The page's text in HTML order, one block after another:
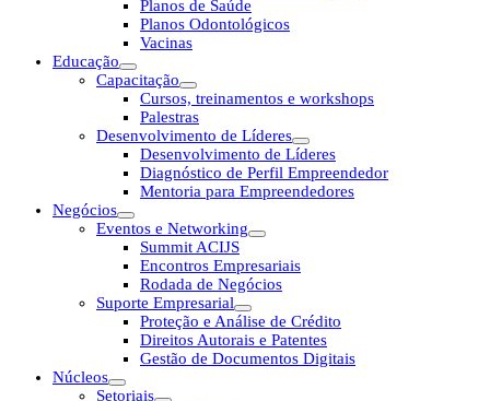
Planos de Saúde
Planos Odontológicos
Vacinas
Educação
Capacitação
Cursos, treinamentos e workshops
Palestras
Desenvolvimento de Líderes
Desenvolvimento de Líderes
Diagnóstico de Perfil Empreendedor
Mentoria para Empreendedores
Negócios
Eventos e Networking
Summit ACIJS
Encontros Empresariais
Rodada de Negócios
Suporte Empresarial
Proteção e Análise de Crédito
Direitos Autorais e Patentes
Gestão de Documentos Digitais
Núcleos
Setoriais